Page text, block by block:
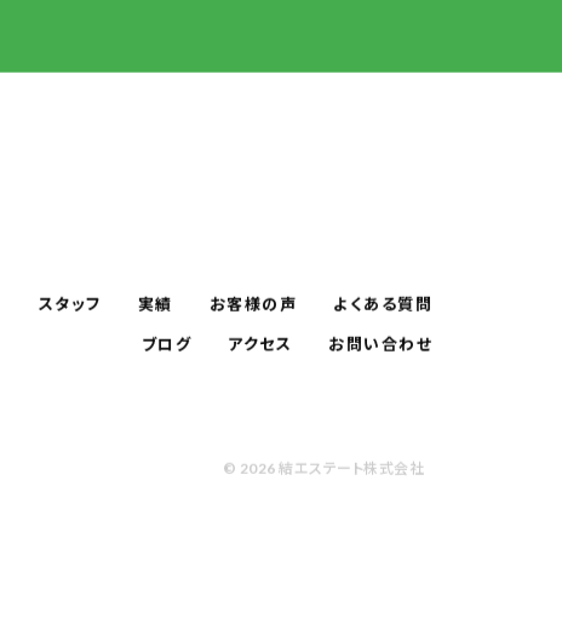
スタッフ 実績 お客様の声 よくある質問
ブログ アクセス お問い合わせ
© 2026 結エステート株式会社